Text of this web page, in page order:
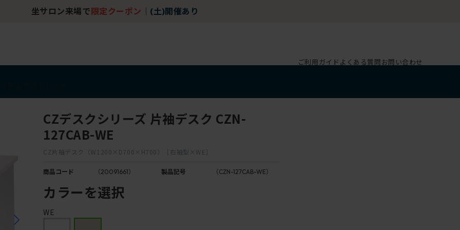
坐サロン来場で 限定クーポン (土)開催あり
ご利用ガイド よくある質問お問い合わせ
CZデスクシリーズ 片袖デスク CZN-
127CAB-WE
CZ片袖デスク（W1200×D700×H700）［右袖型×WE］
商品コード （20091661） 製品記号 （CZN-127CAB-WE）
カラーを選択
WE